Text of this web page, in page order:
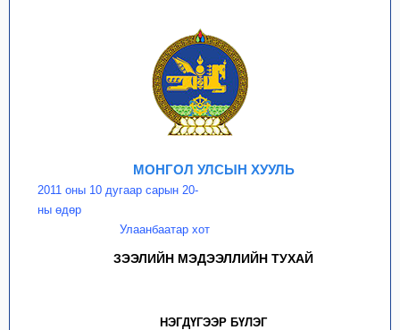
МОНГОЛ УЛСЫН ХУУЛЬ
2011 оны 10 дугаар сарын 20-
ны өдөр
Улаанбаатар хот
ЗЭЭЛИЙН МЭДЭЭЛЛИЙН ТУХАЙ
НЭГДҮГЭЭР БҮЛЭГ